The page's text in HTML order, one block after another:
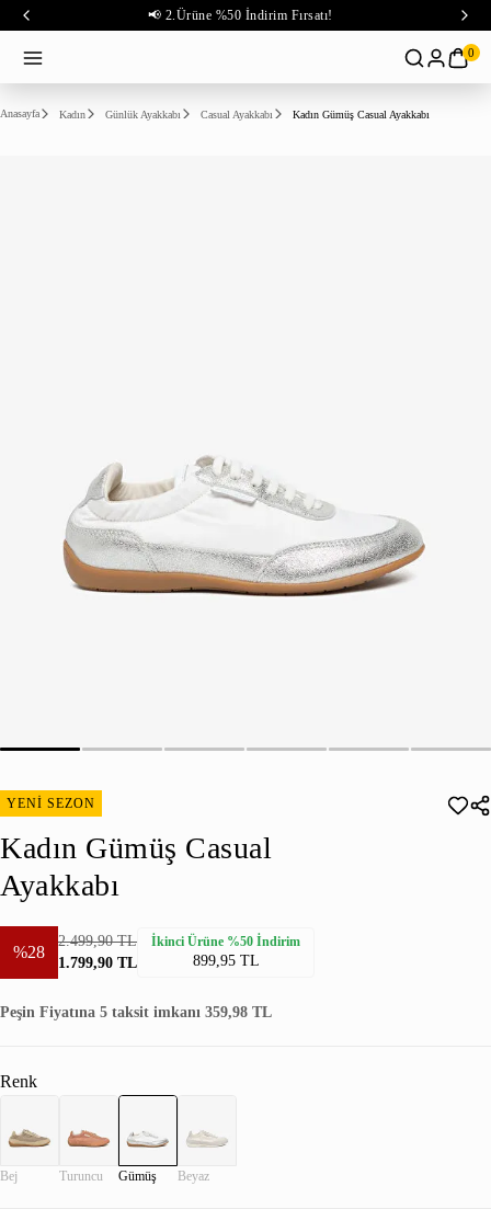
📢 2.Ürüne %50 İndirim Fırsatı!
0
Anasayfa Kadın Günlük Ayakkabı Casual Ayakkabı Kadın Gümüş Casual Ayakkabı
YENİ SEZON
Kadın Gümüş Casual
Ayakkabı
%28
2.499,90 TL
1.799,90 TL
İkinci Ürüne %50 İndirim
899,95 TL
Peşin Fiyatına 5 taksit imkanı 359,98 TL
Renk
Bej Turuncu Gümüş Beyaz